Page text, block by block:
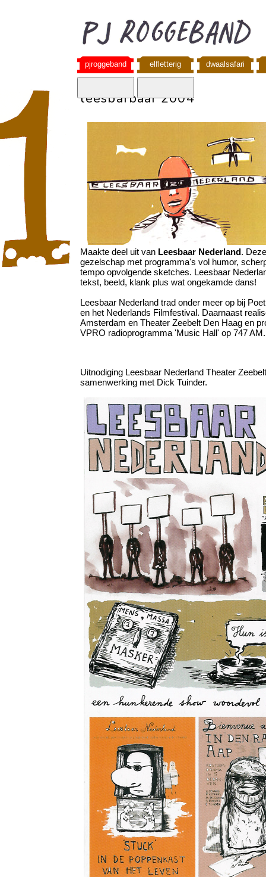
pjroggeband elfletterig dwaalsafari
leesbarbaar 2004
Maakte deel uit van Leesbaar Nederland.
gezelschap met programma's vol humor,
tempo opvolgende sketches. Leesbaar
tekst, beeld, klank plus wat ongekamde dans!
Leesbaar Nederland trad onder meer op bij
en het Nederlands Filmfestival. Daarnaast
Amsterdam en Theater Zeebelt Den Haag en
VPRO radioprogramma 'Music Hall' op 747
Uitnodiging Leesbaar Nederland Theater
samenwerking met Dick Tuinder.